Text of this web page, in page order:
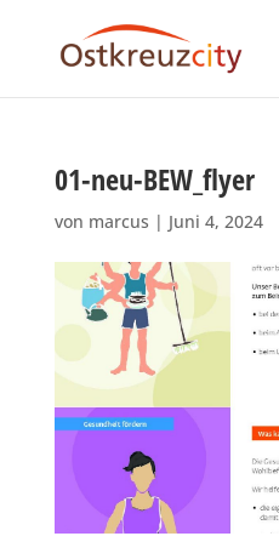
01-neu-BEW_flyer
von marcus | Juni 4, 2024